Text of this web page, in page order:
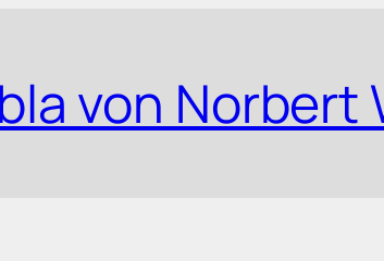
von Norbert